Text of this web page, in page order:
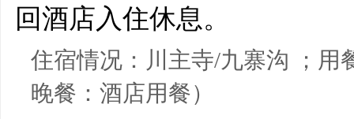
回酒店入住休息。
住宿情况：川主寺/九寨沟 ；用
晚餐：酒店用餐）